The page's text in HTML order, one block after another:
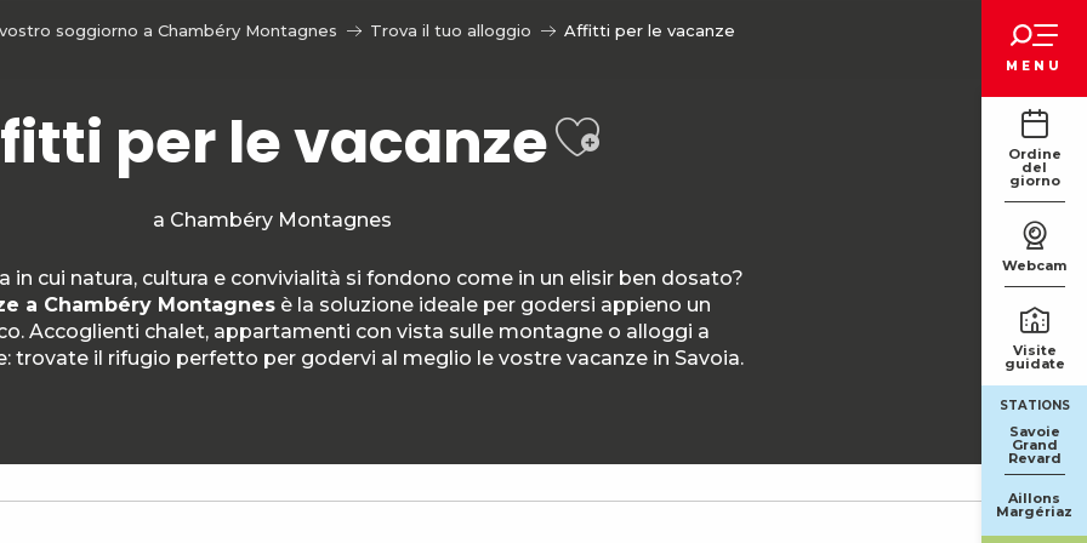
MENU
Ordine
del
giorno
Webcam
Visite
guidate
STATIONS
Savoie
Grand
Revard
Aillons
Margériaz
soggiorno a Chambéry Montagnes Trova il tuo alloggio Affitti per le vacanze
per le vacanzeAjouter aux
a Chambéry Montagnes
in cui natura, cultura e convivialità si fondono come in un elisir ben dosato?
a Chambéry Montagnesè la soluzione ideale per godersi appieno un
Accoglienti chalet, appartamenti con vista sulle montagne o alloggi a
trovate il rifugio perfetto per godervi al meglio le vostre vacanze in Savoia.